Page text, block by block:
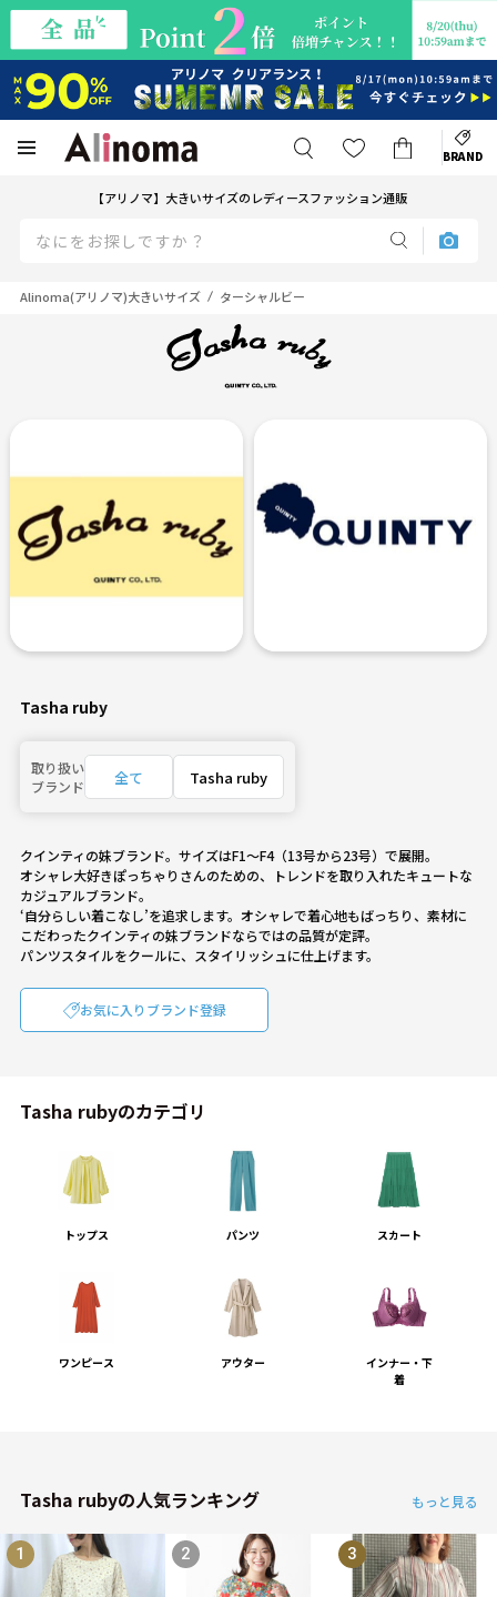
BRAND
【アリノマ】大きいサイズのレディースファッション通販
Alinoma(アリノマ)大きいサイズ ターシャルビー
Tasha ruby
取り扱い
ブランド
全て Tasha ruby
クインティの妹ブランド。サイズはF1～F4（13号から23号）で展開。
オシャレ大好きぽっちゃりさんのための、トレンドを取り入れたキュートな
カジュアルブランド。
‘自分らしい着こなし’を追求します。オシャレで着心地もばっちり、素材に
こだわったクインティの妹ブランドならではの品質が定評。
パンツスタイルをクールに、スタイリッシュに仕上げます。
お気に入りブランド登録
Tasha rubyのカテゴリ
トップス パンツ スカート
ワンピース アウター
インナー・下
着
Tasha rubyの人気ランキング もっと見る
1 2 3